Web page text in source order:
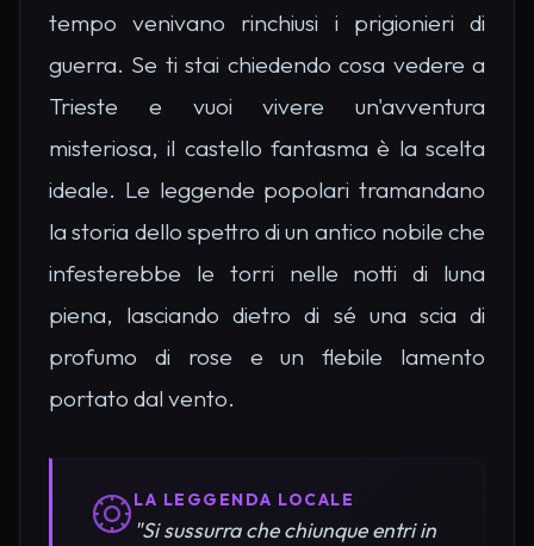
tempo venivano rinchiusi i prigionieri di
guerra. Se ti stai chiedendo cosa vedere a
Trieste e vuoi vivere un'avventura
misteriosa, il castello fantasma è la scelta
ideale. Le leggende popolari tramandano
la storia dello spettro di un antico nobile che
infesterebbe le torri nelle notti di luna
piena, lasciando dietro di sé una scia di
profumo di rose e un flebile lamento
portato dal vento.
LA LEGGENDA LOCALE
"Si sussurra che chiunque entri in